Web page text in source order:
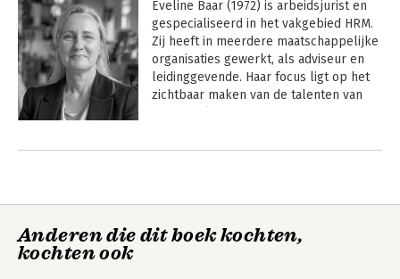
Eveline Baar (1972) is arbeidsjurist en
gespecialiseerd in het vakgebied HRM.
Zij heeft in meerdere maatschappelijke
organisaties gewerkt, als adviseur en
leidinggevende. Haar focus ligt op het
zichtbaar maken van de talenten van
neurodiversiteit op de werkvloer en op
Zowel haar zakelijke als persoonlijke
onderzoeken van hoogsensitiviteit als
Andere boeken door Eveline Baar
Anderen die dit boek kochten,
kochten ook